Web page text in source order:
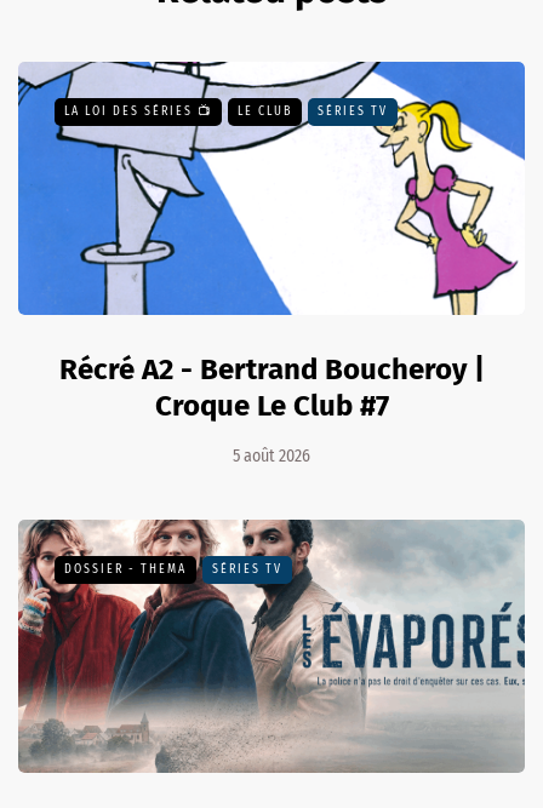
LA LOI DES SÉRIES 📺 LE CLUB SÉRIES TV
Récré A2 - Bertrand Boucheroy |
Croque Le Club #7
5 août 2026
DOSSIER - THEMA SÉRIES TV